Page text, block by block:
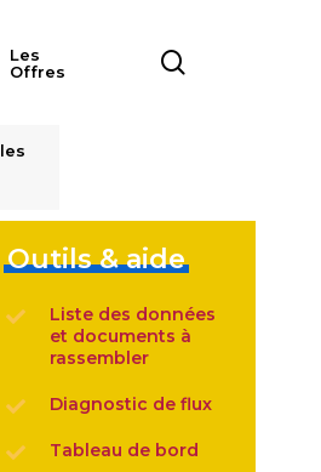
Les
Offres
Outils & aide
Liste des données
et documents à
rassembler
Diagnostic de flux
Tableau de bord